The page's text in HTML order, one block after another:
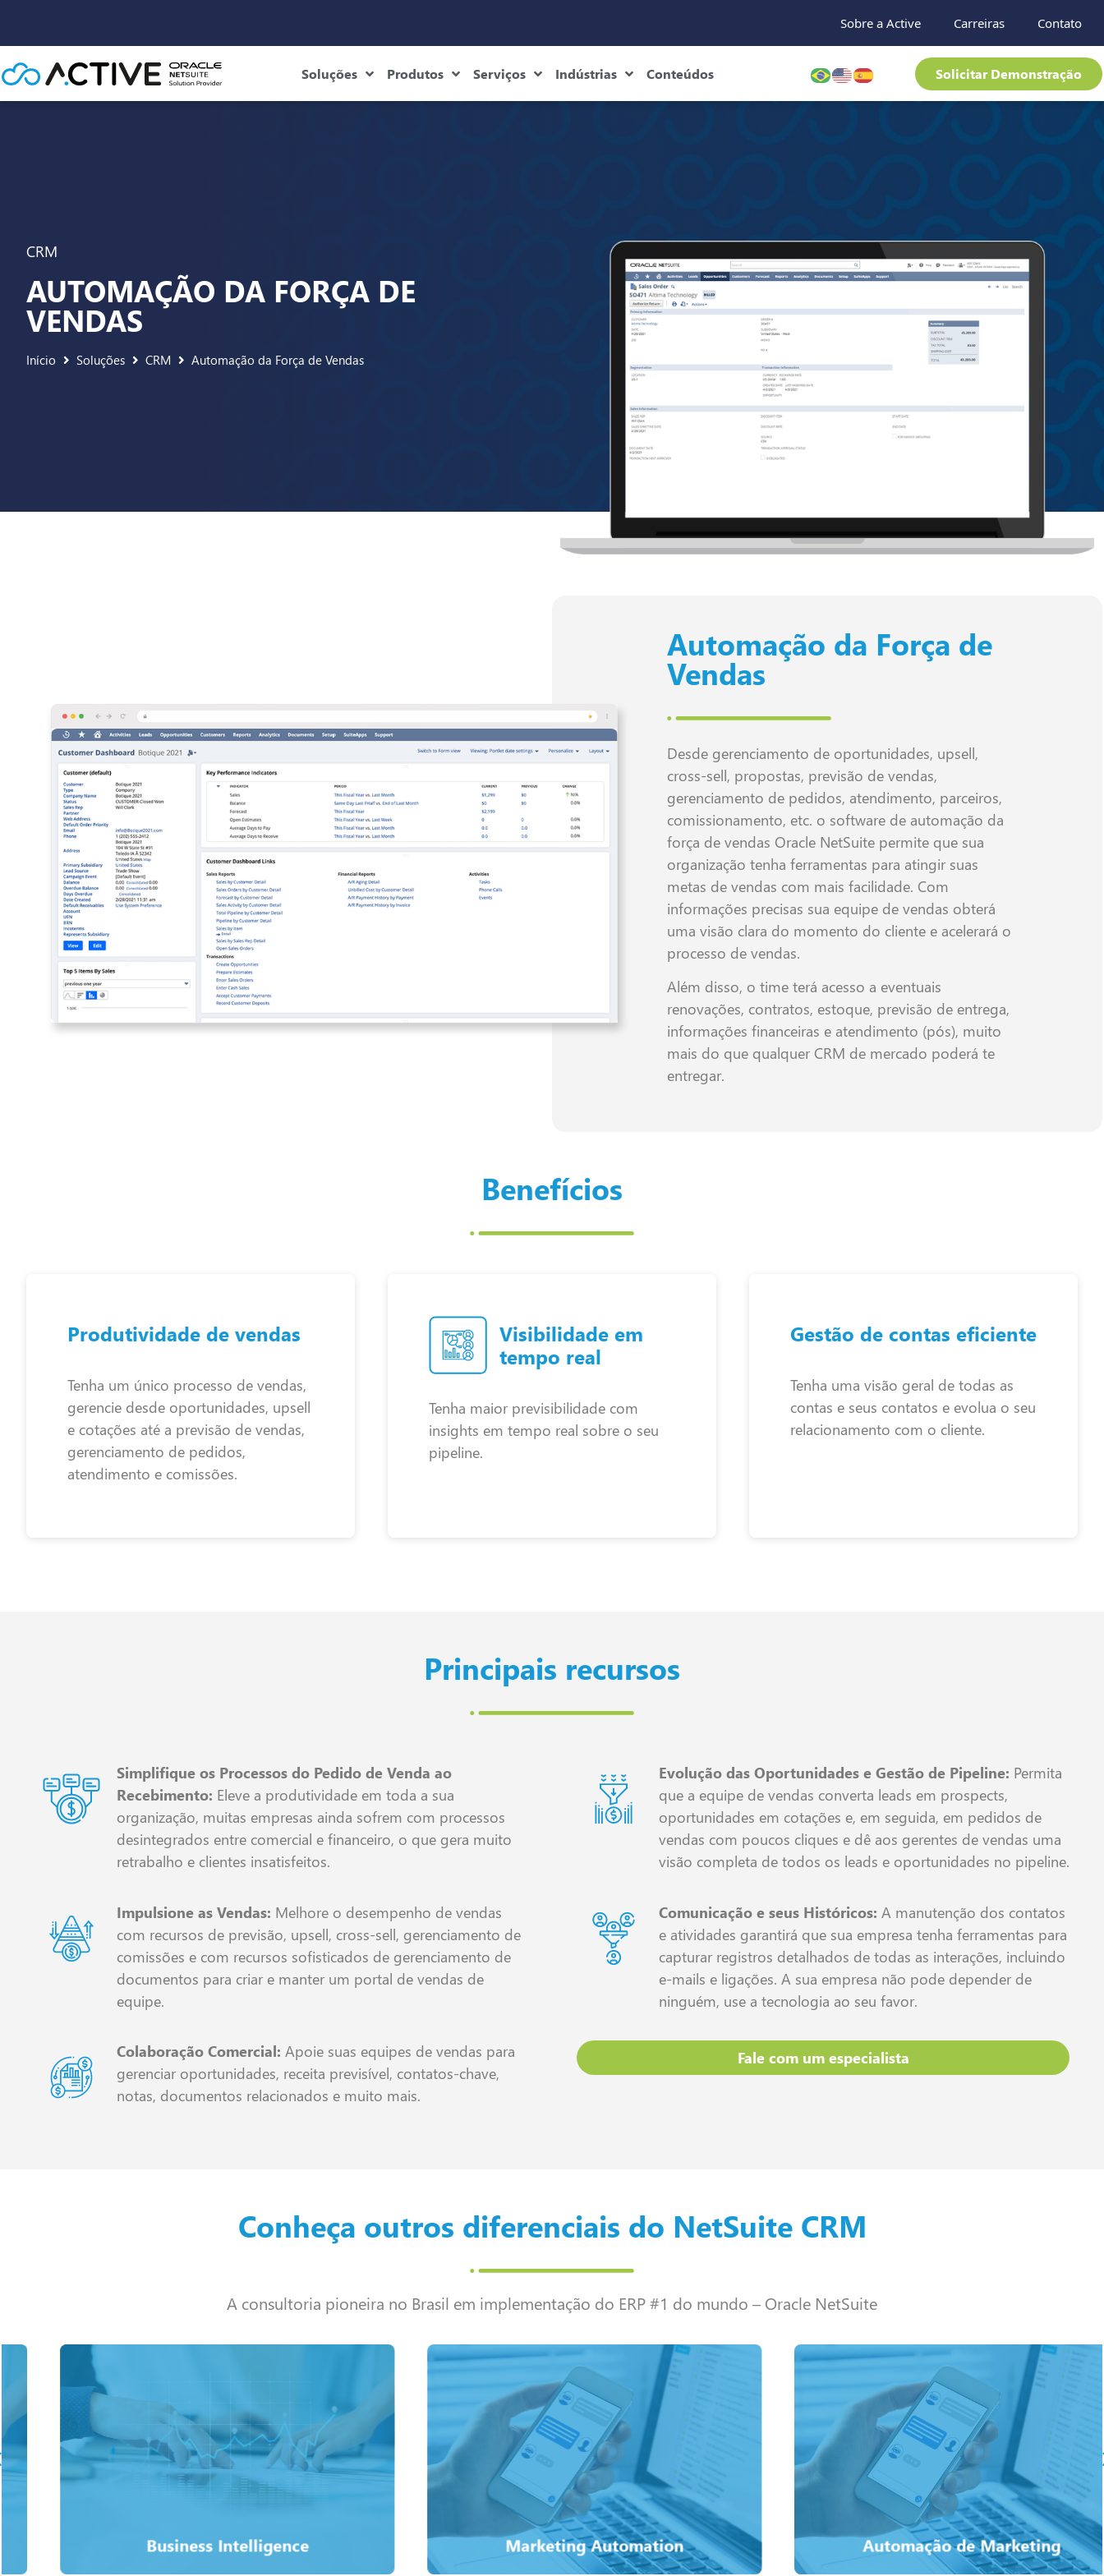
Sobre a Active Carreiras Contato
Soluções Produtos Serviços Indústrias Conteúdos Solicitar Demonstração
CRM
AUTOMAÇÃO DA FORÇA DE
VENDAS
Início Soluções CRM Automação da Força de Vendas
Automação da Força de
Vendas
Desde gerenciamento de oportunidades, upsell,
cross-sell, propostas, previsão de vendas,
gerenciamento de pedidos, atendimento, parceiros,
comissionamento, etc. o software de automação da
força de vendas Oracle NetSuite permite que sua
organização tenha ferramentas para atingir suas
metas de vendas com mais facilidade. Com
informações precisas sua equipe de vendas obterá
uma visão clara do momento do cliente e acelerará o
processo de vendas.
Além disso, o time terá acesso a eventuais
renovações, contratos, estoque, previsão de entrega,
informações financeiras e atendimento (pós), muito
mais do que qualquer CRM de mercado poderá te
entregar.
Benefícios
Produtividade de vendas
Tenha um único processo de vendas,
gerencie desde oportunidades, upsell
e cotações até a previsão de vendas,
gerenciamento de pedidos,
atendimento e comissões.
Visibilidade em
tempo real
Tenha maior previsibilidade com
insights em tempo real sobre o seu
pipeline.
Gestão de contas eficiente
Tenha uma visão geral de todas as
contas e seus contatos e evolua o seu
relacionamento com o cliente.
Principais recursos
Simplifique os Processos do Pedido de Venda ao
Recebimento: Eleve a produtividade em toda a sua
organização, muitas empresas ainda sofrem com processos
desintegrados entre comercial e financeiro, o que gera muito
retrabalho e clientes insatisfeitos.
Impulsione as Vendas: Melhore o desempenho de vendas
com recursos de previsão, upsell, cross-sell, gerenciamento de
comissões e com recursos sofisticados de gerenciamento de
documentos para criar e manter um portal de vendas de
equipe.
Colaboração Comercial: Apoie suas equipes de vendas para
gerenciar oportunidades, receita previsível, contatos-chave,
notas, documentos relacionados e muito mais.
Evolução das Oportunidades e Gestão de Pipeline: Permita
que a equipe de vendas converta leads em prospects,
oportunidades em cotações e, em seguida, em pedidos de
vendas com poucos cliques e dê aos gerentes de vendas uma
visão completa de todos os leads e oportunidades no pipeline.
Comunicação e seus Históricos: A manutenção dos contatos
e atividades garantirá que sua empresa tenha ferramentas para
capturar registros detalhados de todas as interações, incluindo
e-mails e ligações. A sua empresa não pode depender de
ninguém, use a tecnologia ao seu favor.
Fale com um especialista
Conheça outros diferenciais do NetSuite CRM
A consultoria pioneira no Brasil em implementação do ERP #1 do mundo – Oracle NetSuite
Business Intelligence
Crie e compartilhe KPIs e dados operacionais por meio
de relatórios bem construídos e precisos – em minutos.
Saiba mais
Marketing Automation
Marketing Automation
Create highly targeted, personalized, and relevant
campaigns – all leveraging Oracle NetSuite's unified
enterprise insights.
Saiba mais
Automação de Marketing
Automação de Marketing
Crie campanhas altamente direcionadas,
personalizadas e relevantes – tudo isso aproveitando
as informações corporativas e unificadas do Oracle
NetSuite.
Saiba mais